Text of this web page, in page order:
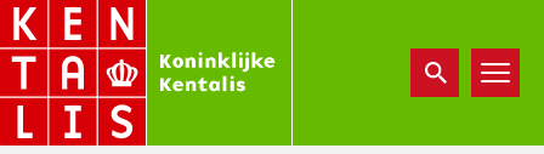
Overslaan
en
de
inhoud